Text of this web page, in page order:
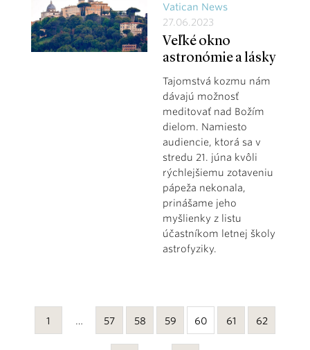
Vatican News
27.06.2023
Veľké okno
astronómie a lásky
Tajomstvá kozmu nám
dávajú možnosť
meditovať nad Božím
dielom. Namiesto
audiencie, ktorá sa v
stredu 21. júna kvôli
rýchlejšiemu zotaveniu
pápeža nekonala,
prinášame jeho
myšlienky z listu
účastníkom letnej školy
astrofyziky.
1 … 57 58 59 60 61 62